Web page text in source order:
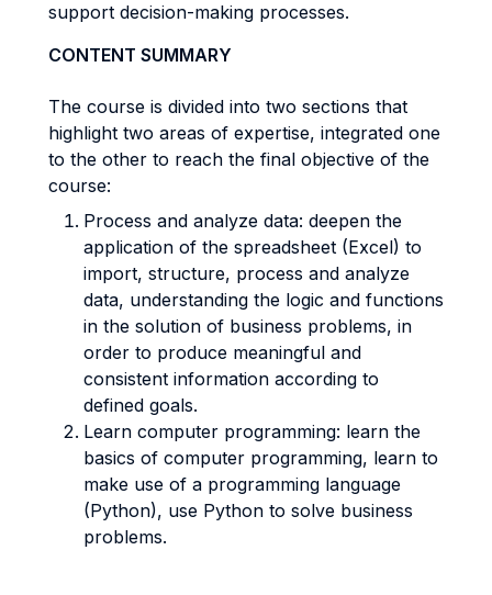
support decision-making processes.
CONTENT SUMMARY
The course is divided into two sections that
highlight two areas of expertise, integrated one
to the other to reach the final objective of the
course:
Process and analyze data: deepen the
application of the spreadsheet (Excel) to
import, structure, process and analyze
data, understanding the logic and functions
in the solution of business problems, in
order to produce meaningful and
consistent information according to
defined goals.
Learn computer programming: learn the
basics of computer programming, learn to
make use of a programming language
(Python), use Python to solve business
problems.